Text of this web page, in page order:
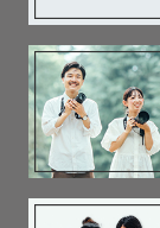
見返した時、
温かい気持ち
📸撮影について